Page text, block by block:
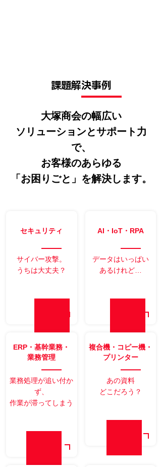
課題解決事例
大塚商会の幅広い
ソリューションとサポート力
で、
お客様のあらゆる
「お困りごと」を解決します。
セキュリティ
サイバー攻撃。
うちは大丈夫？
AI・IoT・RPA
データはいっぱい
あるけれど…
ERP・基幹業務・
業務管理
業務処理が追い付か
ず、
作業が滞ってしまう
複合機・コピー機・
プリンター
あの資料
どこだろう？